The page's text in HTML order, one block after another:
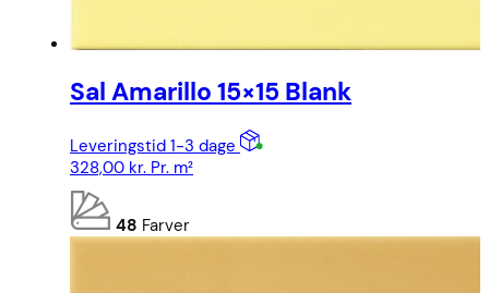
Sal Amarillo 15×15 Blank
Leveringstid 1-3 dage
328,00 kr. Pr. m²
48 Farver